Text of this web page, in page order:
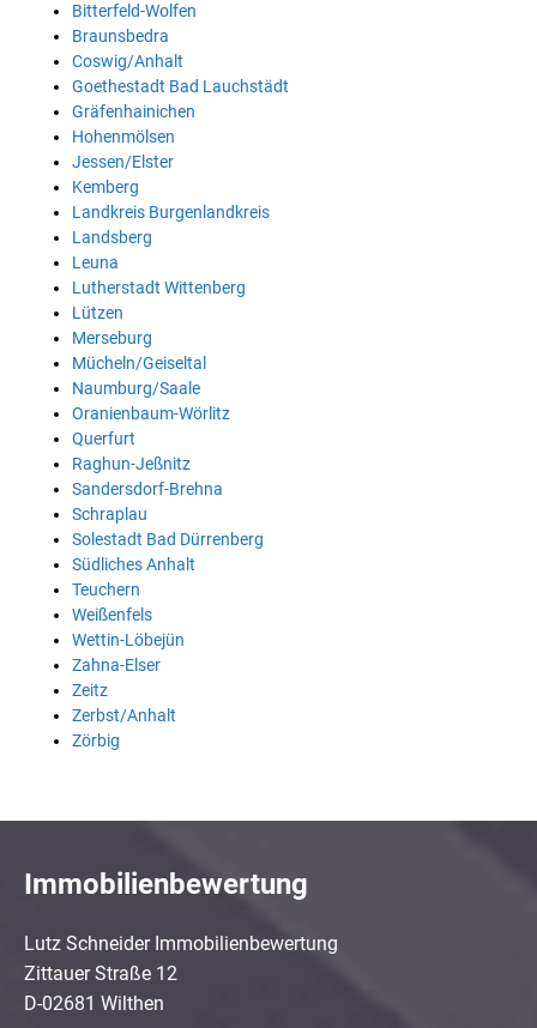
Bitterfeld-Wolfen
Braunsbedra
Coswig/Anhalt
Goethestadt Bad Lauchstädt
Gräfenhainichen
Hohenmölsen
Jessen/Elster
Kemberg
Landkreis Burgenlandkreis
Landsberg
Leuna
Lutherstadt Wittenberg
Lützen
Merseburg
Mücheln/Geiseltal
Naumburg/Saale
Oranienbaum-Wörlitz
Querfurt
Raghun-Jeßnitz
Sandersdorf-Brehna
Schraplau
Solestadt Bad Dürrenberg
Südliches Anhalt
Teuchern
Weißenfels
Wettin-Löbejün
Zahna-Elser
Zeitz
Zerbst/Anhalt
Zörbig
Immobilienbewertung
Lutz Schneider Immobilienbewertung
Zittauer Straße 12
D-02681 Wilthen